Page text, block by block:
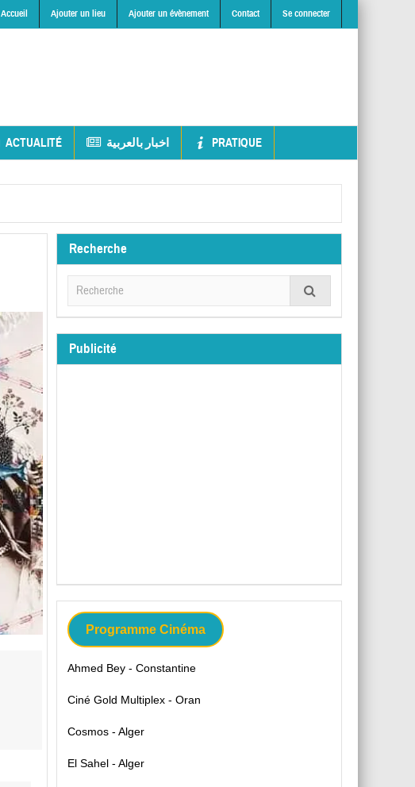
Accueil Ajouter un lieu Ajouter un évènement Contact Se connecter
ACTUALITÉ اخبار بالعربية PRATIQUE
Recherche
Publicité
Programme Cinéma
Ahmed Bey - Constantine
Ciné Gold Multiplex - Oran
Cosmos - Alger
El Sahel - Alger